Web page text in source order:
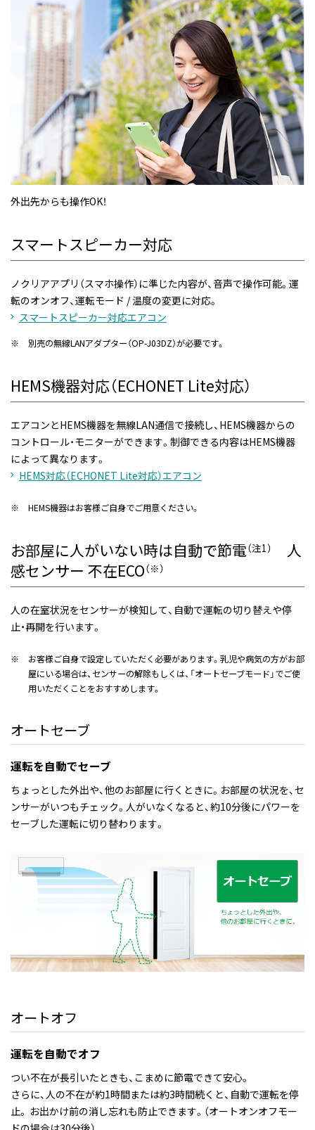
外出先からも操作OK！
スマートスピーカー対応
ノクリアアプリ（スマホ操作）に準じた内容が、音声で操作可能。運
転のオンオフ、運転モード / 温度の変更に対応。
スマートスピーカー対応エアコン
※ 別売の無線LANアダプター（OP-J03DZ）が必要です。
HEMS機器対応（ECHONET Lite対応）
エアコンとHEMS機器を無線LAN通信で接続し、HEMS機器からの
コントロール・モニターができます。制御できる内容はHEMS機器
によって異なります。
HEMS対応（ECHONET Lite対応）エアコン
※ HEMS機器はお客様ご自身でご用意ください。
お部屋に人がいない時は自動で節電（注1）
人
感センサー 不在ECO（※）
人の在室状況をセンサーが検知して、自動で運転の切り替えや停
止・再開を行います。
※
お客様ご自身で設定していただく必要があります。乳児や病気の方がお部
屋にいる場合は、センサーの解除もしくは、「オートセーブモード」でご使
用いただくことをおすすめします。
オートセーブ
運転を自動でセーブ
ちょっとした外出や、他のお部屋に行くときに。お部屋の状況を、セ
ンサーがいつもチェック。人がいなくなると、約10分後にパワーを
セーブした運転に切り替わります。
オートオフ
運転を自動でオフ
つい不在が長引いたときも、こまめに節電できて安心。
さらに、人の不在が約1時間または約3時間続くと、自動で運転を停
止。 お出かけ前の消し忘れも防止できます。（オートオンオフモー